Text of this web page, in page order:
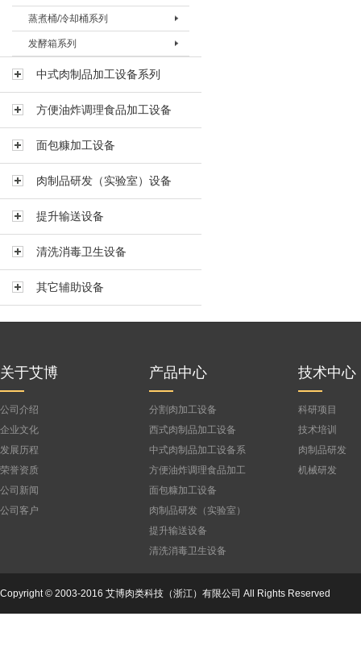
真空滚揉机BVRJ-3000
斩拌机BZBJ-80B
斩拌机BZBJ-130
斩拌机BZBJ-130B
真空斩拌机BZBJ-130V
斩拌机BZBJ-200B
斩拌机BZBJ-330B
搅拌机BJBJ-300FS
搅拌机BJBJ-300
搅拌机BJBJ-500
搅拌机BJBJ-750
搅拌机BJBJ-1000
搅拌机BJBJ-1500
真空搅拌机BVBJ-150F
真空搅拌机BVBJ-300FS
真空搅拌机BVBJ-300
真空搅拌机BVBJ-500
真空搅拌机BVBJ-1500
真空灌肠机BVGJ-4000
真空灌肠机BVGJ-6000
打卡机BDKJ-II-S
打卡机BDKJ-II-C
烟熏箱BYXX-50
烟熏箱BYXX-I
烟熏箱BYXX-II
烟熏箱BYXX-III
蒸煮桶/冷却桶系列
蒸煮桶BZZT-I
蒸煮桶BZZT-II
蒸煮桶BZZT-III
蒸煮桶BZZT-IV-150
蒸煮桶BZZT-IV-300
发酵箱系列
发酵箱
中式肉制品加工设备系列
方便油炸调理食品加工设备
面包糠加工设备
肉制品研发（实验室）设备
提升输送设备
清洗消毒卫生设备
其它辅助设备
关于艾博
公司介绍
企业文化
发展历程
荣誉资质
公司新闻
公司客户
产品中心
分割肉加工设备
西式肉制品加工设备
中式肉制品加工设备系
列
方便油炸调理食品加工
设备
面包糠加工设备
肉制品研发（实验室）
设备
提升输送设备
清洗消毒卫生设备
技术中心
科研项目
技术培训
肉制品研发
机械研发
Copyright © 2003-2016 艾博肉类科技（浙江）有限公司 All Rights Reserved